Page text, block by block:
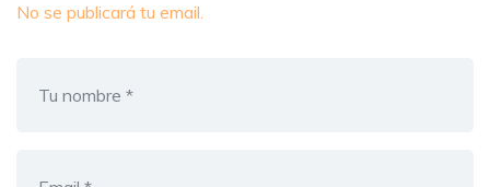
No se publicará tu email.